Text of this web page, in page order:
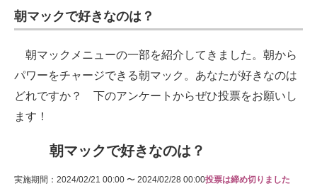
朝マックで好きなのは？
朝マックメニューの一部を紹介してきました。朝から
パワーをチャージできる朝マック。あなたが好きなのは
どれですか？ 下のアンケートからぜひ投票をお願いし
ます！
朝マックで好きなのは？
実施期間：2024/02/21 00:00 〜 2024/02/28 00:00投票は締め切りました